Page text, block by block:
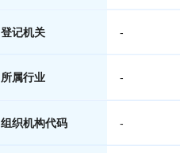
登记机关 -
所属行业 -
组织机构代码 -